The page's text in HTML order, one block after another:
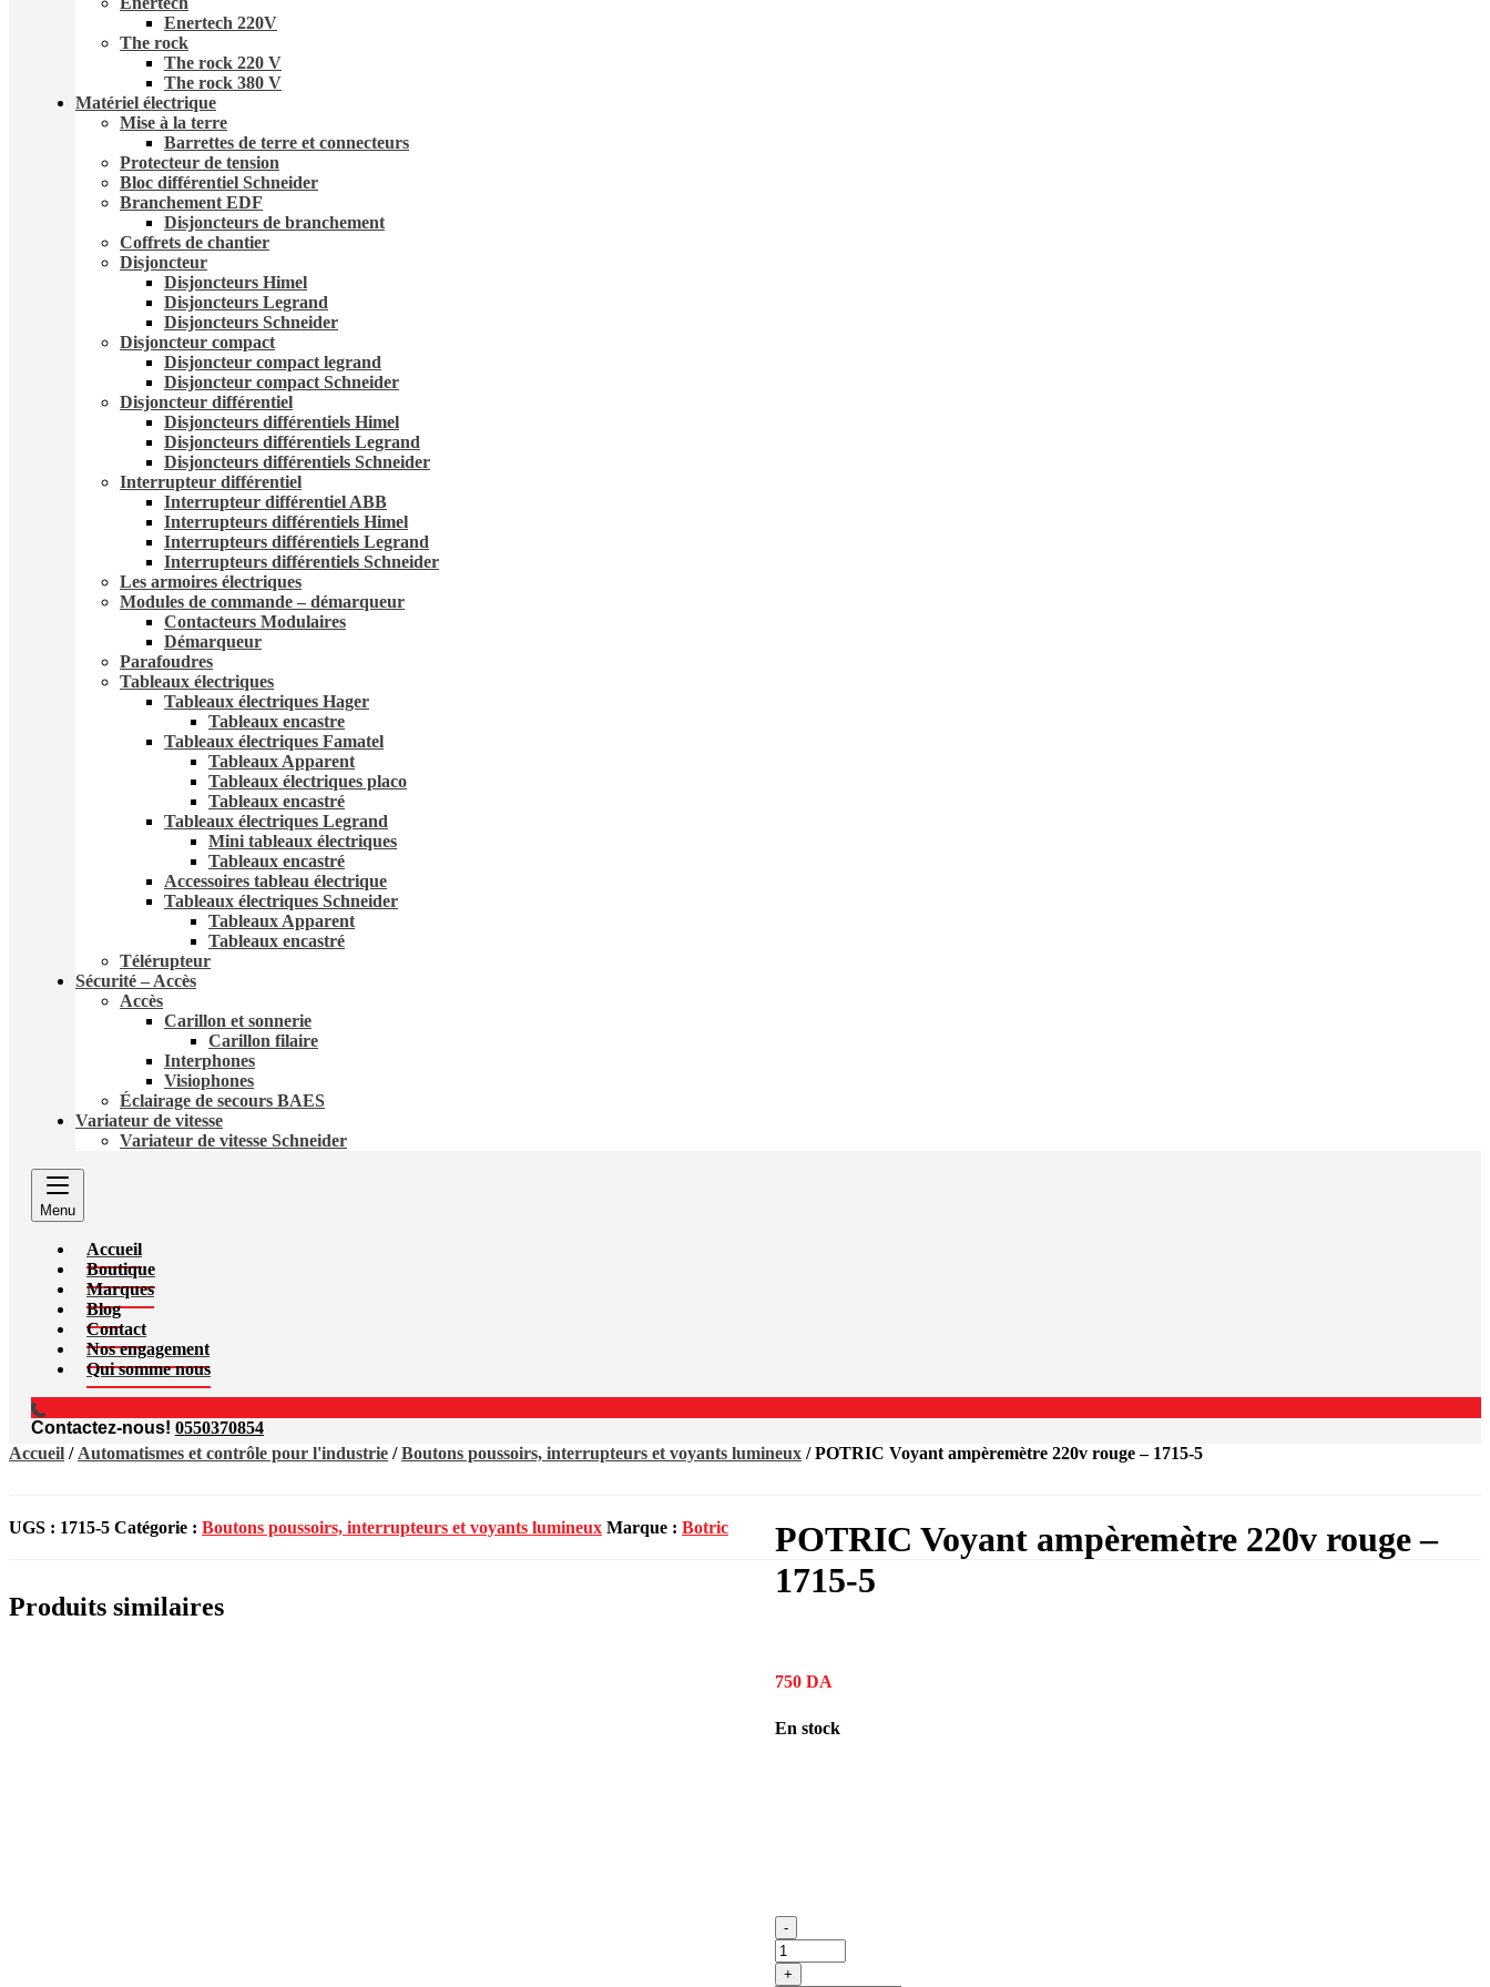
Enertech 220V
The rock
The rock 220 V
The rock 380 V
Matériel électrique
Mise à la terre
Barrettes de terre et connecteurs
Protecteur de tension
Bloc différentiel Schneider
Branchement EDF
Disjoncteurs de branchement
Coffrets de chantier
Disjoncteur
Disjoncteurs Himel
Disjoncteurs Legrand
Disjoncteurs Schneider
Disjoncteur compact
Disjoncteur compact legrand
Disjoncteur compact Schneider
Disjoncteur différentiel
Disjoncteurs différentiels Himel
Disjoncteurs différentiels Legrand
Disjoncteurs différentiels Schneider
Interrupteur différentiel
Interrupteur différentiel ABB
Interrupteurs différentiels Himel
Interrupteurs différentiels Legrand
Interrupteurs différentiels Schneider
Les armoires électriques
Modules de commande – démarqueur
Contacteurs Modulaires
Démarqueur
Parafoudres
Tableaux électriques
Tableaux électriques Hager
Tableaux encastre
Tableaux électriques Famatel
Tableaux Apparent
Tableaux électriques placo
Tableaux encastré
Tableaux électriques Legrand
Mini tableaux électriques
Tableaux encastré
Accessoires tableau électrique
Tableaux électriques Schneider
Tableaux Apparent
Tableaux encastré
Télérupteur
Sécurité – Accès
Accès
Carillon et sonnerie
Carillon filaire
Interphones
Visiophones
Éclairage de secours BAES
Variateur de vitesse
Variateur de vitesse Schneider
Menu
Accueil
Boutique
Marques
Blog
Contact
Nos engagement
Qui somme nous
Contactez-nous! 0550370854
Accueil / Automatismes et contrôle pour l'industrie /Boutons poussoirs, interrupteurs et voyants lumineux / POTRIC Voyant ampèremètre 220v rouge – 1715-5
POTRIC Voyant ampèremètre 220v rouge –
1715-5
750 DA
En stock
-
+
UGS : 1715-5 Catégorie : Boutons poussoirs, interrupteurs et voyants lumineux Marque : Botric
Produits similaires